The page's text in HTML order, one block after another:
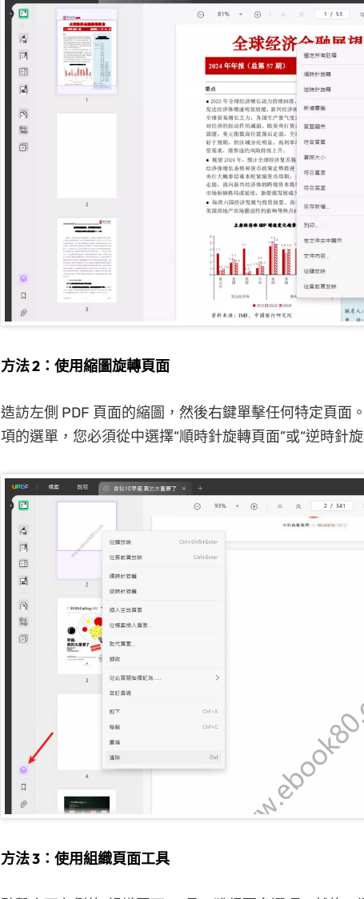
方法 2：使用縮圖旋轉頁面
造訪左側 PDF 頁面的縮圖，然後右鍵單擊任何特定頁面
項的選單，您必須從中選擇“順時針旋轉頁面”或“逆時針旋
方法 3：使用組織頁面工具